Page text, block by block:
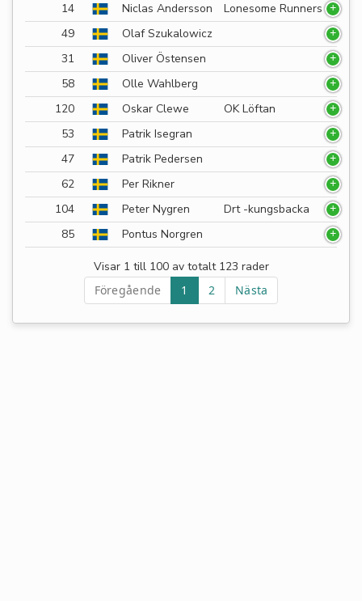
14 Niclas Andersson
Lonesome Runners
49
Olaf Szukalowicz
31
Oliver Östensen
58
Olle Wahlberg
120
Oskar Clewe
OK Löftan
53
Patrik Isegran
47
Patrik Pedersen
62
Per Rikner
104
Peter Nygren
Drt -kungsbacka
85
Pontus Norgren
Visar 1 till 100 av totalt 123 rader
Föregående
1 2 Nästa